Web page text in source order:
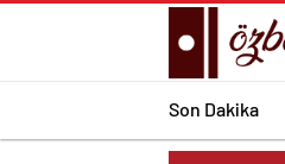
Son Dakika